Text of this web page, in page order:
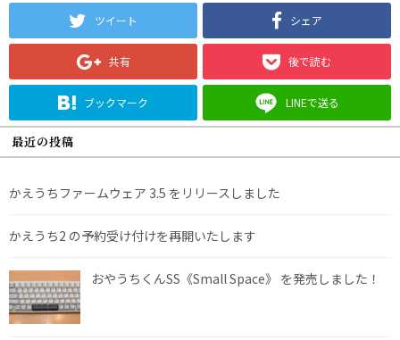
ツイート シェア
共有 後で読む
ブックマーク LINEで送る
最近の投稿
かえうちファームウェア 3.5 をリリースしました
かえうち2 の予約受け付けを再開いたします
おやうちくんSS《Small Space》 を発売しました！